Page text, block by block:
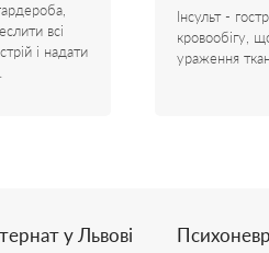
всі
і надати
Інсульт -
кровообігу,
ураження
у Львові